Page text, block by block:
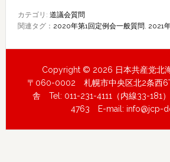
カテゴリ: 道議会質問
関連タグ： 2020年第1回定例会一般質問, 2021
Copyright © 2026 日本共産党北
〒060-0002 札幌市中央区北2条西6
舎 Tel: 011-231-4111（内線33-181
4763 E-mail: info@jcp-